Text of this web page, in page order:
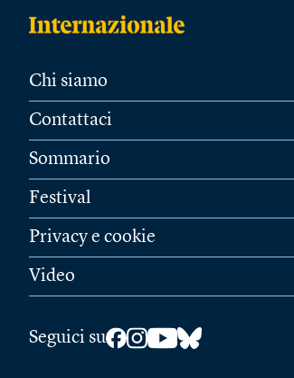
Chi siamo
Contattaci
Sommario
Festival
Privacy e cookie
Video
Seguici su